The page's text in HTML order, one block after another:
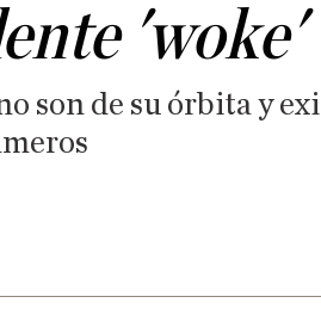
'woke'
son de su órbita y